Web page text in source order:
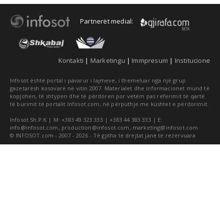
Partnerët medial:
Kontakti | Marketingu | Immpresum | Institucione
Infosot është portal i pavarur i lajmeve, i themeluar nga një grup
gazetarësh kosovarë në vitin 2007. Materialet dhe informacionet mund të
kopjohen, të shtypen dhe të përdoren por vetëm pas referimit të qartë
të burimit të portalit Infosot.com, në përputhje me kushtet e përdorimit.
Infosot Sh.P.K | M: +383 49 323 333 | +383 44 383 333 | E:
info@infosot.com , production@infosot.com , marketing@infosot.com
© INFOSOT.com - 2007 - 2026 - Të gjitha të drejtat janë të rezervuara